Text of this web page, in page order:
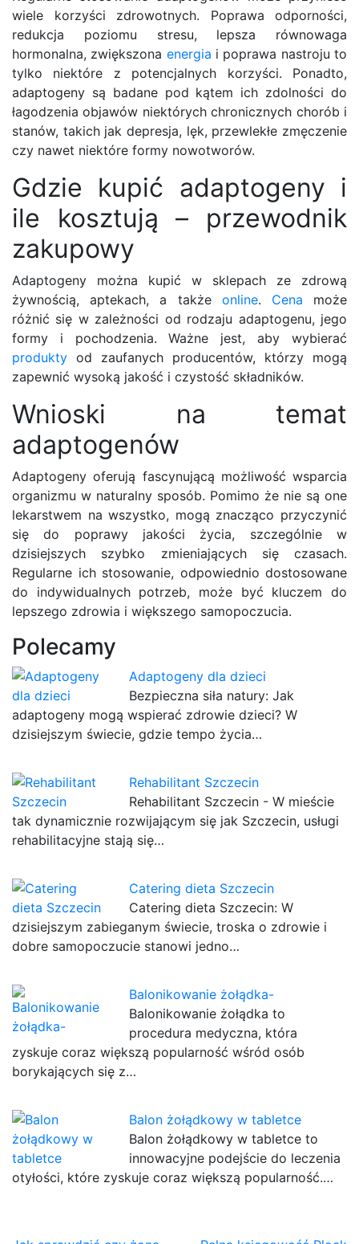
wiele korzyści zdrowotnych. Poprawa odporności,
redukcja poziomu stresu, lepsza równowaga
hormonalna, zwiększona energia i poprawa nastroju to
tylko niektóre z potencjalnych korzyści. Ponadto,
adaptogeny są badane pod kątem ich zdolności do
łagodzenia objawów niektórych chronicznych chorób i
stanów, takich jak depresja, lęk, przewlekłe zmęczenie
czy nawet niektóre formy nowotworów.
Gdzie kupić adaptogeny i
ile kosztują – przewodnik
zakupowy
Adaptogeny można kupić w sklepach ze zdrową
żywnością, aptekach, a także online. Cena może
różnić się w zależności od rodzaju adaptogenu, jego
formy i pochodzenia. Ważne jest, aby wybierać
produkty od zaufanych producentów, którzy mogą
zapewnić wysoką jakość i czystość składników.
Wnioski na temat
adaptogenów
Adaptogeny oferują fascynującą możliwość wsparcia
organizmu w naturalny sposób. Pomimo że nie są one
lekarstwem na wszystko, mogą znacząco przyczynić
się do poprawy jakości życia, szczególnie w
dzisiejszych szybko zmieniających się czasach.
Regularne ich stosowanie, odpowiednio dostosowane
do indywidualnych potrzeb, może być kluczem do
lepszego zdrowia i większego samopoczucia.
Polecamy
Adaptogeny dla dzieci
Bezpieczna siła natury: Jak
adaptogeny mogą wspierać zdrowie dzieci? W
dzisiejszym świecie, gdzie tempo życia…
Rehabilitant Szczecin
Rehabilitant Szczecin - W mieście
tak dynamicznie rozwijającym się jak Szczecin, usługi
rehabilitacyjne stają się…
Catering dieta Szczecin
Catering dieta Szczecin: W
dzisiejszym zabieganym świecie, troska o zdrowie i
dobre samopoczucie stanowi jedno…
Balonikowanie żołądka-
Balonikowanie żołądka to
procedura medyczna, która
zyskuje coraz większą popularność wśród osób
borykających się z…
Balon żołądkowy w tabletce
Balon żołądkowy w tabletce to
innowacyjne podejście do leczenia
otyłości, które zyskuje coraz większą popularność.…